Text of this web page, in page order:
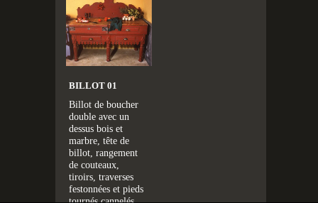
BILLOT 01
Billot de boucher
double avec un
dessus bois et
marbre, tête de
billot, rangement
de couteaux,
tiroirs, traverses
festonnées et pieds